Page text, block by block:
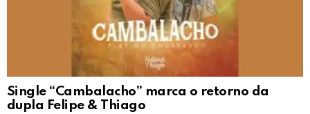
Single “Cambalacho” marca o retorno da
dupla Felipe & Thiago